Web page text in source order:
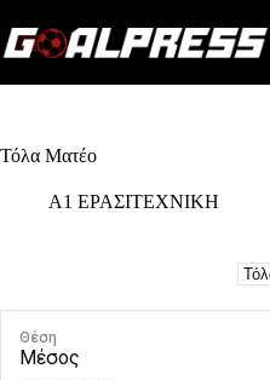
to
content
Τόλα Ματέο
Α1 ΕΡΑΣΙΤΕΧΝΙΚΗ
Θέση
Μέσος